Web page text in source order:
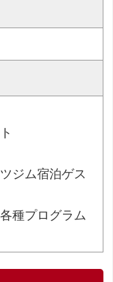
ジム宿泊ゲス
種プログラム